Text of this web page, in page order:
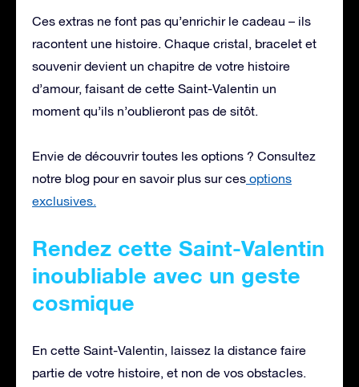
Ces extras ne font pas qu’enrichir le cadeau – ils
racontent une histoire. Chaque cristal, bracelet et
souvenir devient un chapitre de votre histoire
d’amour, faisant de cette Saint-Valentin un
moment qu’ils n’oublieront pas de sitôt.
Envie de découvrir toutes les options ? Consultez
notre blog pour en savoir plus sur ces options
exclusives.
Rendez cette Saint-Valentin
inoubliable avec un geste
cosmique
En cette Saint-Valentin, laissez la distance faire
partie de votre histoire, et non de vos obstacles.